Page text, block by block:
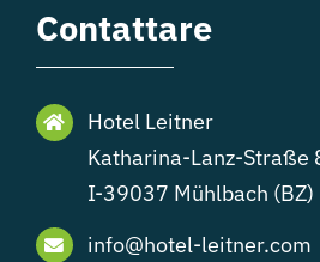
Contattare
Hotel Leitner
Katharina-Lanz-Straße
I-39037 Mühlbach (BZ)
info@hotel-leitner.com